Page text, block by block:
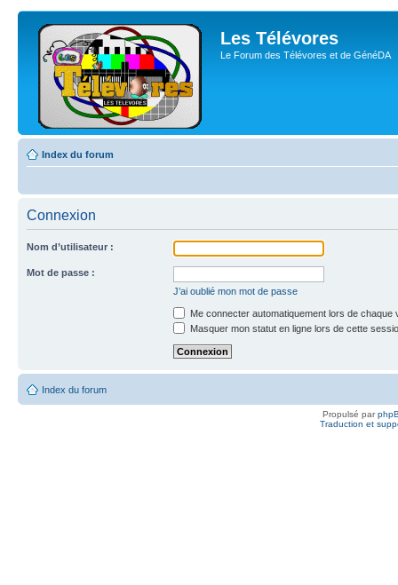
Les Télévores
Le Forum des Télévores et de GénéDA
Index du forum
Connexion
Nom d’utilisateur :
Mot de passe :
J’ai oublié mon mot de passe
Me connecter automatiquement lors de chaque
Masquer mon statut en ligne lors de cette
Index du forum
Propulsé par
Traduction et